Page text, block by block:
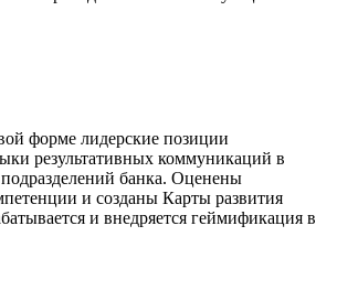
форме лидерские позиции
результативных коммуникаций в
банка. Оценены
и созданы Карты развития
и внедряется геймификация в